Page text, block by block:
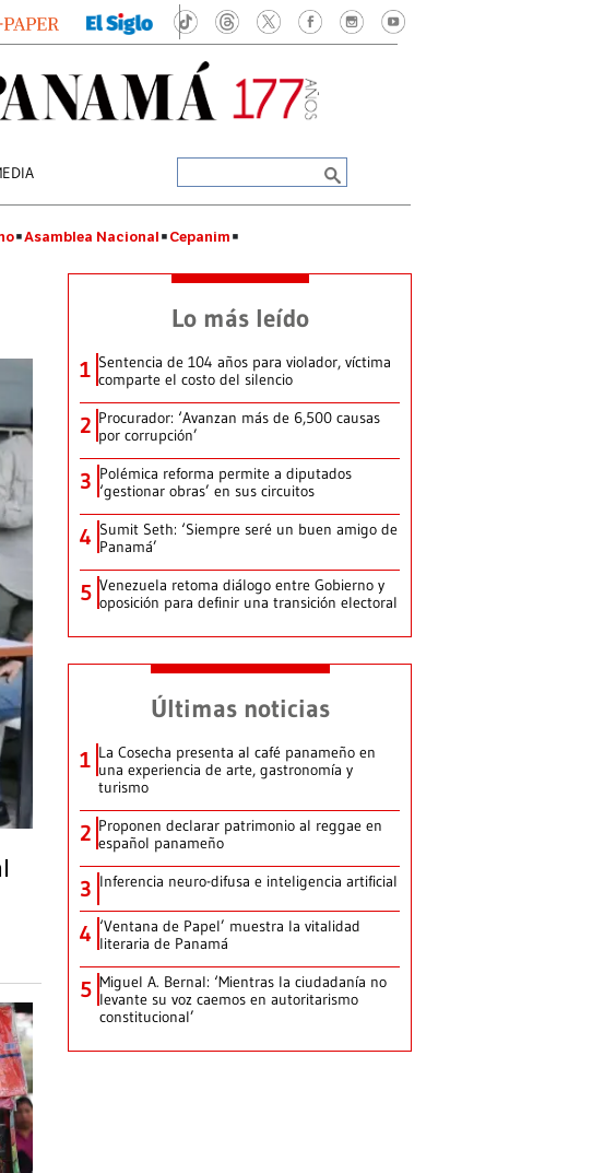
Asamblea Nacional Cepanim
Lo más leído
1 Sentencia de 104 años para violador, víctima
comparte el costo del silencio
2 Procurador: ‘Avanzan más de 6,500 causas
por corrupción’
3 Polémica reforma permite a diputados
‘gestionar obras’ en sus circuitos
4 Sumit Seth: ‘Siempre seré un buen amigo de
Panamá’
5 Venezuela retoma diálogo entre Gobierno y
oposición para definir una transición electoral
Últimas noticias
1 La Cosecha presenta al café panameño en
una experiencia de arte, gastronomía y
turismo
2 Proponen declarar patrimonio al reggae en
español panameño
3 Inferencia neuro-difusa e inteligencia artificial
4 ‘Ventana de Papel’ muestra la vitalidad
literaria de Panamá
5 Miguel A. Bernal: ‘Mientras la ciudadanía no
levante su voz caemos en autoritarismo
constitucional’